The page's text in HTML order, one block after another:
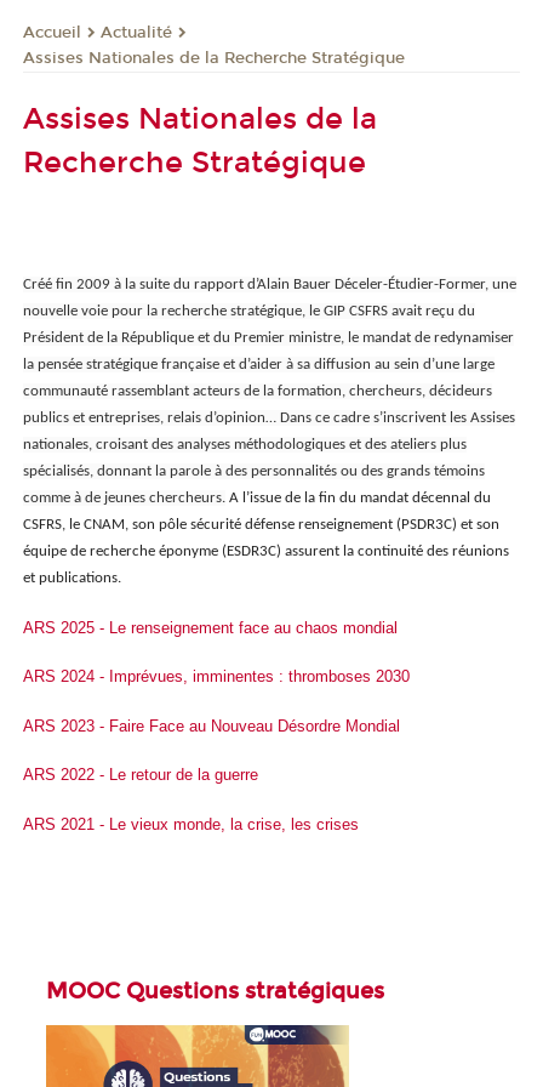
Accueil
Actualité
Assises Nationales de la Recherche Stratégique
Assises Nationales de la
Recherche Stratégique
Créé fin 2009 à la suite du rapport d’Alain Bauer Déceler-Étudier-Former, une
nouvelle voie pour la recherche stratégique, le GIP CSFRS avait reçu du
Président de la République et du Premier ministre, le mandat de redynamiser
la pensée stratégique française et d’aider à sa diffusion au sein d’une large
communauté rassemblant acteurs de la formation, chercheurs, décideurs
publics et entreprises, relais d’opinion… Dans ce cadre s’inscrivent les Assises
nationales, croisant des analyses méthodologiques et des ateliers plus
spécialisés, donnant la parole à des personnalités ou des grands témoins
comme à de jeunes chercheurs. A l’issue de la fin du mandat décennal du
CSFRS, le CNAM, son pôle sécurité défense renseignement (PSDR3C) et son
équipe de recherche éponyme (ESDR3C) assurent la continuité des réunions
et publications.
ARS 2025 - Le renseignement face au chaos mondial
ARS 2024 - Imprévues, imminentes : thromboses 2030
ARS 2023 - Faire Face au Nouveau Désordre Mondial
ARS 2022 - Le retour de la guerre
ARS 2021 - Le vieux monde, la crise, les crises
MOOC Questions stratégiques